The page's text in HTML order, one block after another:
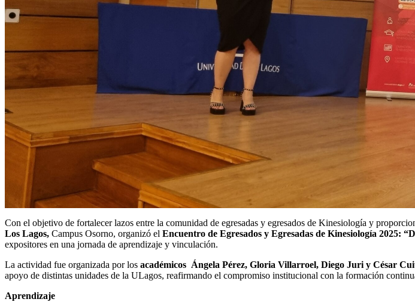
Con el objetivo de fortalecer lazos entre la comunidad de egresadas y egresados de Kinesiología y
Los Lagos, Campus Osorno, organizó el Encuentro de Egresados y Egresadas de Kinesiología 2025:
expositores en una jornada de aprendizaje y vinculación.
La actividad fue organizada por los académicos Ángela Pérez, Gloria Villarroel, Diego Juri y César
apoyo de distintas unidades de la ULagos, reafirmando el compromiso institucional con la formación
Aprendizaje